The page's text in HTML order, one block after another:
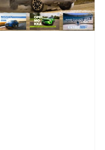
Follow